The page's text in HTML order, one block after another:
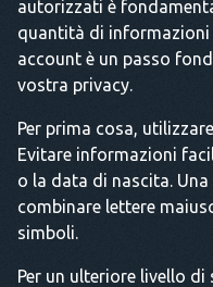
autorizzati è
quantità di informazioni
account è un passo
vostra privacy.
Per prima cosa,
Evitare informazioni
o la data di nascita.
combinare lettere
simboli.
Per un ulteriore livello di